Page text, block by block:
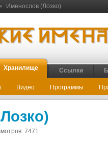
Именослов (Лозко)
Хранилище Ссылки
Видео Программы
7471